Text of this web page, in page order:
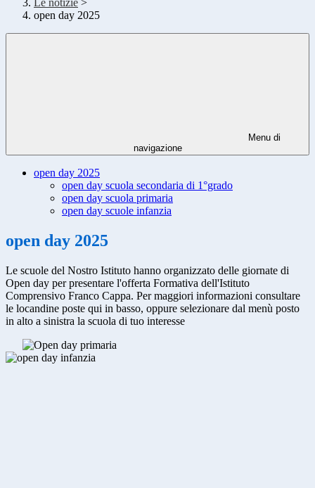
Le notizie >
open day 2025
Menu di
navigazione
open day 2025
open day scuola secondaria di 1°grado
open day scuola primaria
open day scuole infanzia
open day 2025
Le scuole del Nostro Istituto hanno organizzato delle giornate di
Open day per presentare l'offerta Formativa dell'Istituto
Comprensivo Franco Cappa. Per maggiori informazioni consultare
le locandine poste qui in basso, oppure selezionare dal menù posto
in alto a sinistra la scuola di tuo interesse